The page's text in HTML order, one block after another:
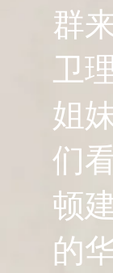
群
卫
姐
们
顿
的